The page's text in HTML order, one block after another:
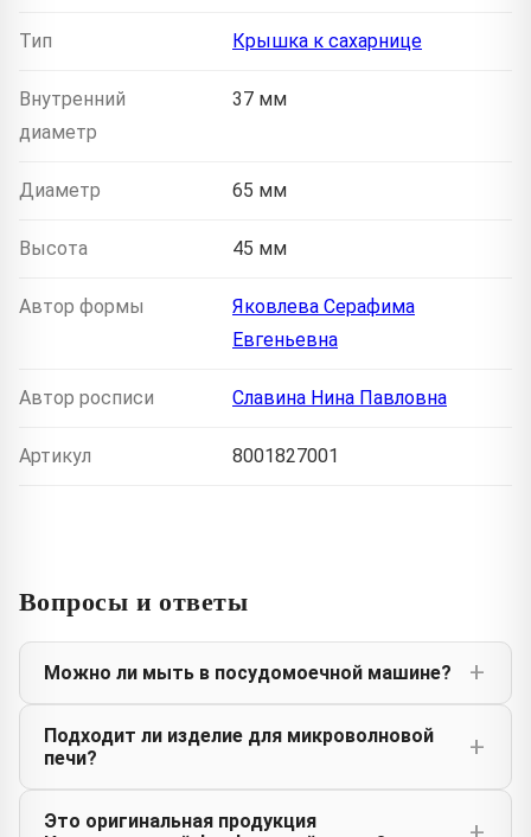
Тип Крышка к сахарнице
Внутренний
диаметр
37 мм
Диаметр 65 мм
Высота 45 мм
Автор формы
Яковлева Серафима
Евгеньевна
Автор росписи Славина Нина Павловна
Артикул 8001827001
Вопросы и ответы
Можно ли мыть в посудомоечной машине?
Подходит ли изделие для микроволновой
печи?
Это оригинальная продукция